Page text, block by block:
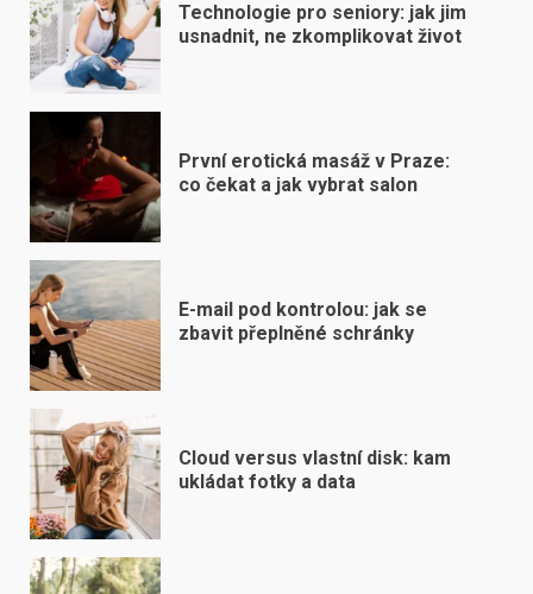
Technologie pro seniory: jak jim
usnadnit, ne zkomplikovat život
První erotická masáž v Praze:
co čekat a jak vybrat salon
E-mail pod kontrolou: jak se
zbavit přeplněné schránky
Cloud versus vlastní disk: kam
ukládat fotky a data